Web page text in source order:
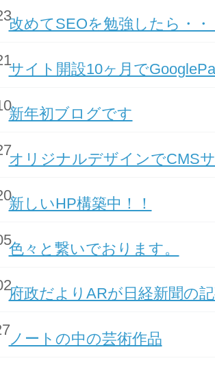
改めてSEOを勉強したら・・
サイト開設10ヶ月で
新年初ブログです
オリジナルデザインでCMS
新しいHP構築中！！
色々と繋いでおります。
府政だよりARが日経新聞の
ノートの中の芸術作品